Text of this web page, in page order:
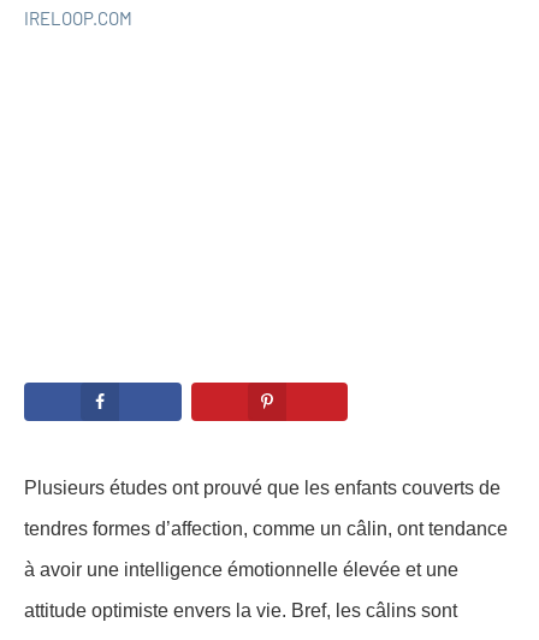
IRELOOP.COM
Plusieurs études ont prouvé que les enfants couverts de
tendres formes d’affection, comme un câlin, ont tendance
à avoir une intelligence émotionnelle élevée et une
attitude optimiste envers la vie. Bref, les câlins sont